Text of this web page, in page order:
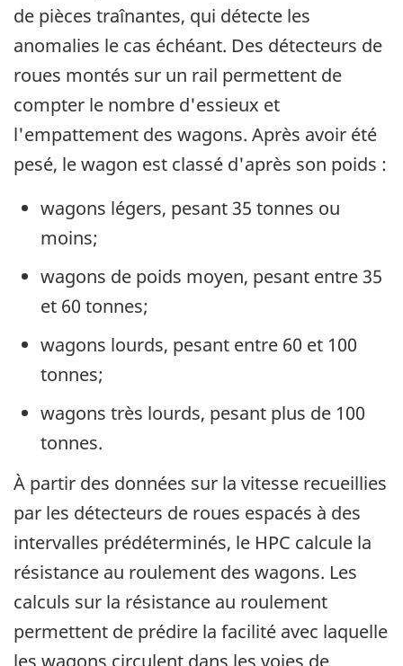
de pièces traînantes, qui détecte les
anomalies le cas échéant. Des détecteurs de
roues montés sur un rail permettent de
compter le nombre d'essieux et
l'empattement des wagons. Après avoir été
pesé, le wagon est classé d'après son poids :
wagons légers, pesant 35 tonnes ou
moins;
wagons de poids moyen, pesant entre 35
et 60 tonnes;
wagons lourds, pesant entre 60 et 100
tonnes;
wagons très lourds, pesant plus de 100
tonnes.
À partir des données sur la vitesse recueillies
par les détecteurs de roues espacés à des
intervalles prédéterminés, le HPC calcule la
résistance au roulement des wagons. Les
calculs sur la résistance au roulement
permettent de prédire la facilité avec laquelle
les wagons circulent dans les voies de